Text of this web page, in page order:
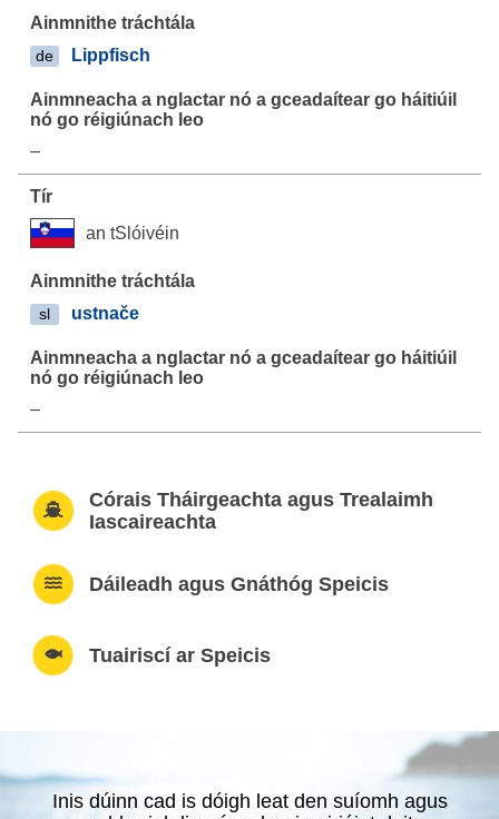
de Lippfisch
–
an tSlóivéin
sl ustnače
–
Córais Tháirgeachta agus Trealaimh
Iascaireachta
Dáileadh agus Gnáthóg Speicis
Tuairiscí ar Speicis
Inis dúinn cad is dóigh leat den suíomh agus